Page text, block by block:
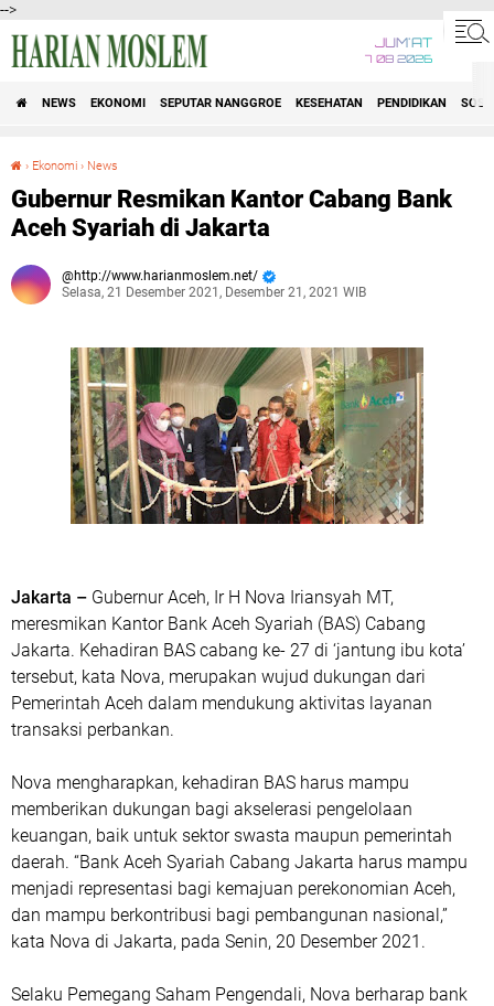
-->
JUM'AT
7 08 2026
NEWS EKONOMI SEPUTAR NANGGROE KESEHATAN PENDIDIKAN
› Ekonomi › News
Gubernur Resmikan Kantor Cabang Bank
Aceh Syariah di Jakarta
http://www.harianmoslem.net/
Selasa, 21 Desember 2021, Desember 21, 2021 WIB
Jakarta – Gubernur Aceh, Ir H Nova Iriansyah MT,
meresmikan Kantor Bank Aceh Syariah (BAS) Cabang
Jakarta. Kehadiran BAS cabang ke- 27 di ‘jantung ibu kota’
tersebut, kata Nova, merupakan wujud dukungan dari
Pemerintah Aceh dalam mendukung aktivitas layanan
transaksi perbankan.
Nova mengharapkan, kehadiran BAS harus mampu
memberikan dukungan bagi akselerasi pengelolaan
keuangan, baik untuk sektor swasta maupun pemerintah
daerah. “Bank Aceh Syariah Cabang Jakarta harus mampu
menjadi representasi bagi kemajuan perekonomian Aceh,
dan mampu berkontribusi bagi pembangunan nasional,”
kata Nova di Jakarta, pada Senin, 20 Desember 2021.
Selaku Pemegang Saham Pengendali, Nova berharap bank